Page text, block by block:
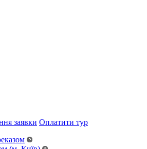
заявки Оплатити тур